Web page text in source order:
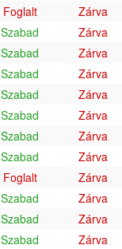
Foglalt
Zárva
Szabad
Zárva
Szabad
Zárva
Szabad
Zárva
Szabad
Zárva
Szabad
Zárva
Szabad
Zárva
Szabad
Zárva
Foglalt
Zárva
Szabad
Zárva
Szabad
Zárva
Szabad
Zárva